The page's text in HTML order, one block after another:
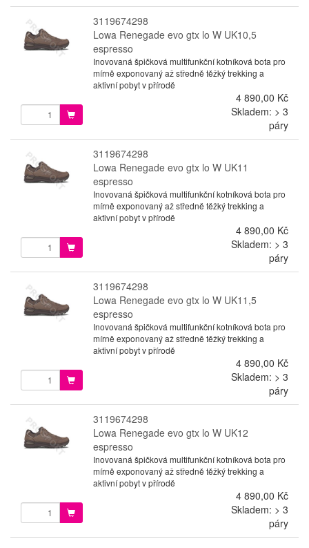
3119674298
Lowa Renegade evo gtx lo W UK10,5
espresso
Inovovaná špičková multifunkční kotníková bota pro
mírně exponovaný až středně těžký trekking a
aktivní pobyt v přírodě
4 890,00 Kč
Skladem: > 3
páry
3119674298
Lowa Renegade evo gtx lo W UK11
espresso
Inovovaná špičková multifunkční kotníková bota pro
mírně exponovaný až středně těžký trekking a
aktivní pobyt v přírodě
4 890,00 Kč
Skladem: > 3
páry
3119674298
Lowa Renegade evo gtx lo W UK11,5
espresso
Inovovaná špičková multifunkční kotníková bota pro
mírně exponovaný až středně těžký trekking a
aktivní pobyt v přírodě
4 890,00 Kč
Skladem: > 3
páry
3119674298
Lowa Renegade evo gtx lo W UK12
espresso
Inovovaná špičková multifunkční kotníková bota pro
mírně exponovaný až středně těžký trekking a
aktivní pobyt v přírodě
4 890,00 Kč
Skladem: > 3
páry